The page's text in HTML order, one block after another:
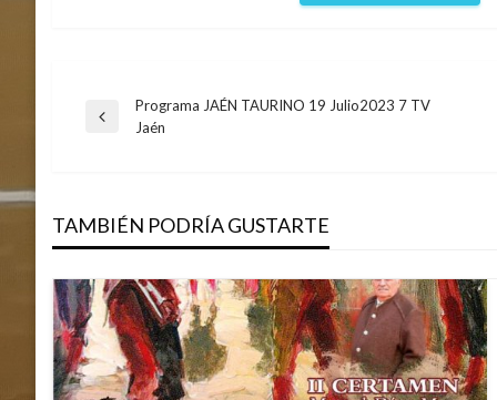
Navegación
entradas
Entrada
Programa JAÉN TAURINO 19 Julio2023 7 TV
Jaén
TAMBIÉN PODRÍA GUSTARTE